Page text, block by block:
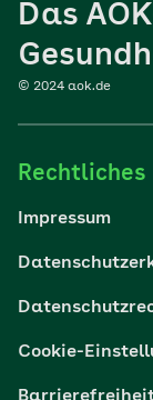
Sport
Reisen
Digital
Das
© 2024 aok.de
Rechtliches
Impressum
Cookie-